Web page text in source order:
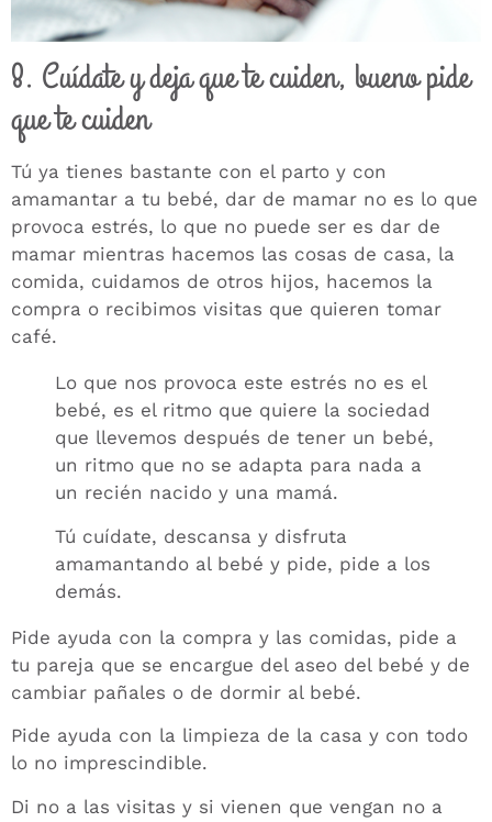
8. Cuídate y deja que te cuiden, bueno pide
que te cuiden
Tú ya tienes bastante con el parto y con
amamantar a tu bebé, dar de mamar no es lo que
provoca estrés, lo que no puede ser es dar de
mamar mientras hacemos las cosas de casa, la
comida, cuidamos de otros hijos, hacemos la
compra o recibimos visitas que quieren tomar
café.
Lo que nos provoca este estrés no es el
bebé, es el ritmo que quiere la sociedad
que llevemos después de tener un bebé,
un ritmo que no se adapta para nada a
un recién nacido y una mamá.
Tú cuídate, descansa y disfruta
amamantando al bebé y pide, pide a los
demás.
Pide ayuda con la compra y las comidas, pide a
tu pareja que se encargue del aseo del bebé y de
cambiar pañales o de dormir al bebé.
Pide ayuda con la limpieza de la casa y con todo
lo no imprescindible.
Di no a las visitas y si vienen que vengan no a